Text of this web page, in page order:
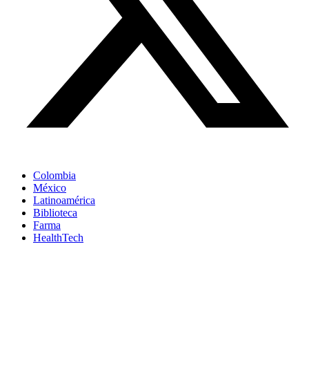
Colombia
México
Latinoamérica
Biblioteca
Farma
HealthTech